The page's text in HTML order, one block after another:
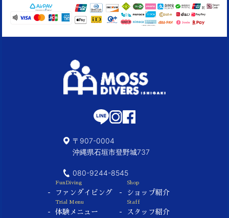
〒907-0004
沖縄県石垣市登野城737
080-9244-8545
FunDiving
ファンダイビング
Trial Menu
体験メニュー
Shop
ショップ紹介
Staff
スタッフ紹介